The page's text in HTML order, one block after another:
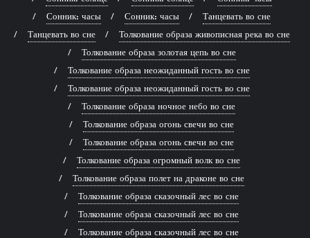
Сонник: часы
Сонник: часы
Танцевать во сне
Танцевать во сне
Толкование образа живописная река во сне
Толкование образа золотая цепь во сне
Толкование образа неожиданный гость во сне
Толкование образа неожиданный гость во сне
Толкование образа ночное небо во сне
Толкование образа огонь свечи во сне
Толкование образа огонь свечи во сне
Толкование образа огромный волк во сне
Толкование образа полет на драконе во сне
Толкование образа сказочный лес во сне
Толкование образа сказочный лес во сне
Толкование образа сказочный лес во сне